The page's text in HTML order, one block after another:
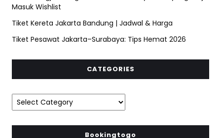
Masuk Wishlist
Tiket Kereta Jakarta Bandung | Jadwal & Harga
Tiket Pesawat Jakarta–Surabaya: Tips Hemat 2026
CATEGORIES
Bookingtogo